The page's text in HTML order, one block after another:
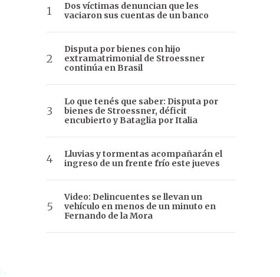
Dos víctimas denuncian que les
vaciaron sus cuentas de un banco
Disputa por bienes con hijo
extramatrimonial de Stroessner
continúa en Brasil
Lo que tenés que saber: Disputa por
bienes de Stroessner, déficit
encubierto y Bataglia por Italia
Lluvias y tormentas acompañarán el
ingreso de un frente frío este jueves
Video: Delincuentes se llevan un
vehículo en menos de un minuto en
Fernando de la Mora